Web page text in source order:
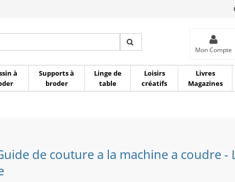
Mon Compte
à
Supports à
broder
Linge de
table
Loisirs
créatifs
Livres
Magazines
de couture a la machine a coudre -